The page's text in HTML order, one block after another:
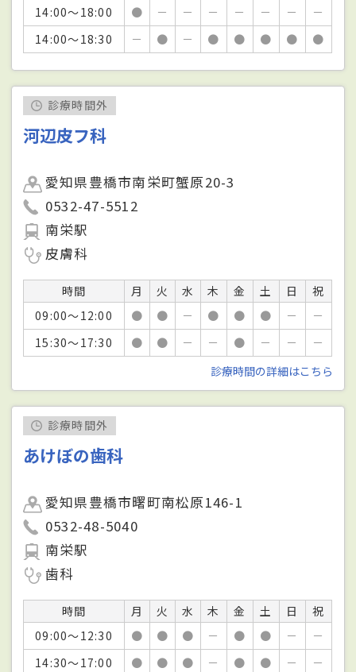
14:00～18:00
● － － － － － －
－
14:00～18:30
－ ● － ● ● ● ● ●
診療時間外
河辺皮フ科
愛知県豊橋市南栄町蟹原20-3
0532-47-5512
南栄駅
皮膚科
時間 月 火 水 木 金 土 日
祝
09:00～12:00
● ● － ● ● ● －
－
15:30～17:30
● ● － － ● － －
－
診療時間の詳細はこちら
診療時間外
あけぼの歯科
愛知県豊橋市曙町南松原146-1
0532-48-5040
南栄駅
歯科
時間 月 火 水 木 金 土 日
祝
09:00～12:30
● ● ● － ● ● －
－
14:30～17:00
● ● ● － ● ● －
－